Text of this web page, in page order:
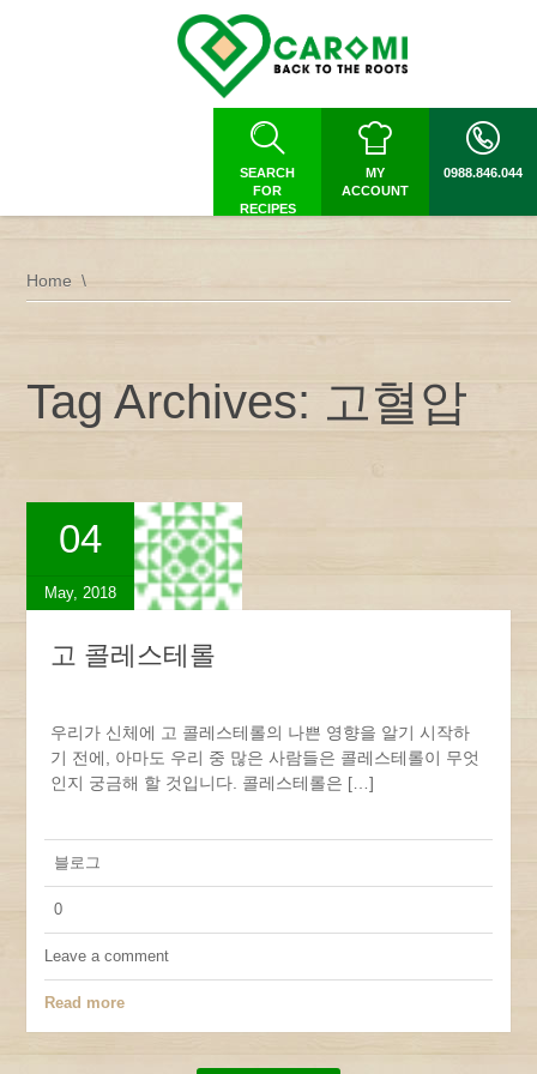
SEARCH
FOR
RECIPES
MY
ACCOUNT
0988.846.044
Home
Tag Archives: 고혈압
04
May, 2018
고 콜레스테롤
우리가 신체에 고 콜레스테롤의 나쁜 영향을 알기 시작하
기 전에, 아마도 우리 중 많은 사람들은 콜레스테롤이 무엇
인지 궁금해 할 것입니다. 콜레스테롤은 […]
블로그
0
Leave a comment
Read more